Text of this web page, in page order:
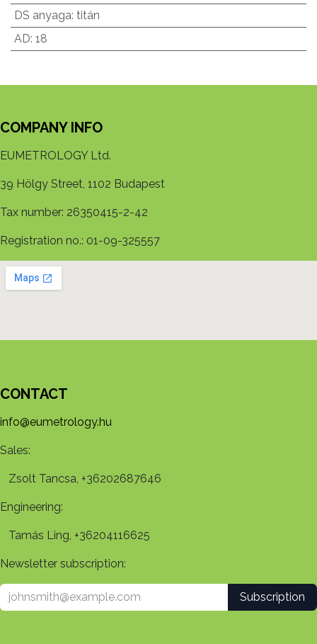
DS anyaga: titán
AD: 18
COMPANY INFO
EUMETROLOGY Ltd.
39 Hölgy Street, 1102 Budapest
Tax number: 26350415-2-42
Registration no.: 01-09-325557
CONTACT
info@eumetrology.hu
Sales:
Zsolt Tancsa, +36202687646
Engineering:
Tamás Ling, +36204116625
Newsletter subscription:
Subscription